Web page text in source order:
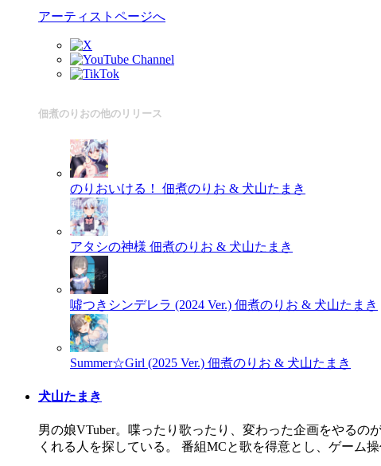
アーティストページへ
佃煮のりおの他のリリース
のりおいける！ 佃煮のりお & 犬山たまき
アタシの神様 佃煮のりお & 犬山たまき
噓つきシンデレラ (2024 Ver.) 佃煮のりお & 犬山たまき
Summer☆Girl (2025 Ver.) 佃煮のりお & 犬山たまき
犬山たまき
男の娘VTuber。喋ったり歌ったり、変わった企画をやる
くれる人を探している。 番組MCと歌を得意とし、ゲーム操